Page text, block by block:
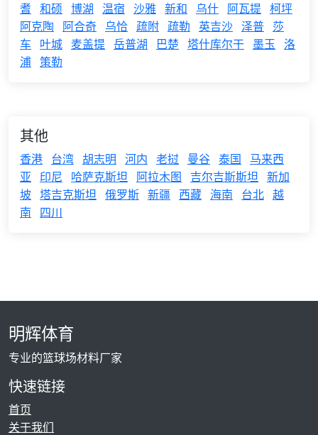
耆 和硕 博湖 温宿 沙雅 新和 乌什 阿瓦提 柯坪
阿克陶
阿合奇 乌恰 疏附 疏勒 英吉沙 泽普 莎
车
叶城 麦盖提 岳普湖 巴楚 塔什库尔干 墨玉 洛
浦 策勒
其他
香港 台湾 胡志明 河内 老挝 曼谷 泰国
马来西
亚
印尼 哈萨克斯坦 阿拉木图 吉尔吉斯斯坦 新加
坡 塔吉克斯坦 俄罗斯 新疆 西藏 海南 台北 越
南
四川
明辉体育
专业的篮球场材料厂家
快速链接
首页
关于我们